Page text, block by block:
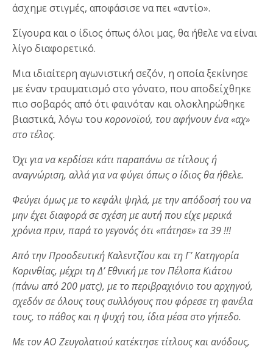
άσχημε στιγμές, αποφάσισε να πει «αντίο».
Σίγουρα και ο ίδιος όπως όλοι μας, θα ήθελε να είναι
λίγο διαφορετικό.
Μια ιδιαίτερη αγωνιστική σεζόν, η οποία ξεκίνησε
με έναν τραυματισμό στο γόνατο, που αποδείχθηκε
πιο σοβαρός από ότι φαινόταν και ολοκληρώθηκε
βιαστικά, λόγω τουκορονοϊού, του αφήνουν ένα «αχ»
στο τέλος.
Όχι για να κερδίσει κάτι παραπάνω σε τίτλους ή
αναγνώριση, αλλά για να φύγει όπως ο ίδιος θα ήθελε.
Φεύγει όμως με το κεφάλι ψηλά, με την απόδοσή του να
μην έχει διαφορά σε σχέση με αυτή που είχε μερικά
χρόνια πριν, παρά το γεγονός ότι «πάτησε» τα 39 !!!
Από την Προοδευτική Καλεντζίου και τη Γ’ Κατηγορία
Κορινθίας, μέχρι τη Δ’ Εθνική με τον Πέλοπα Κιάτου
(πάνω από 200 ματς), με το περιβραχιόνιο του αρχηγού,
σχεδόν σε όλους τους συλλόγους που φόρεσε τη φανέλα
τους, το πάθος και η ψυχή του, ίδια μέσα στο γήπεδο.
Με τον ΑΟ Ζευγολατιού κατέκτησε τίτλους και ανόδους,